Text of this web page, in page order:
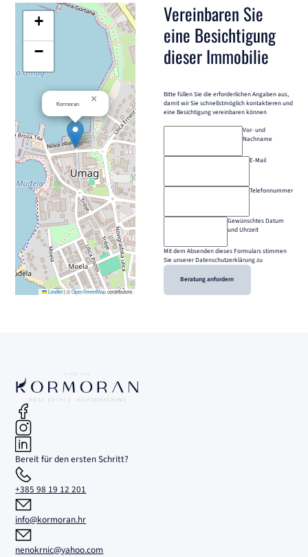
Kormoran ×
+
−
Leaflet |© OpenStreetMapcontributors
Vereinbaren Sie
eine Besichtigung
dieser Immobilie
Bitte füllen Sie die erforderlichen Angaben aus,
damit wir Sie schnellstmöglich kontaktieren und
eine Besichtigung vereinbaren können
Vor- und
Nachname
E-Mail
Telefonnummer
Gewünschtes Datum
und Uhrzeit
Mit dem Absenden dieses Formulars stimmen
Sie unserer Datenschutzerklärung zu
Beratung anfordern
Bereit für den ersten Schritt?
+385 98 19 12 201
info@kormoran.hr
nenokrnic@yahoo.com